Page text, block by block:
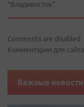
"Владивосток"
Comments are disabled
Комментарии для сайта
Важные новости